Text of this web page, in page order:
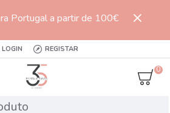
Portugal a partir de 100€
LOGIN REGISTAR
0